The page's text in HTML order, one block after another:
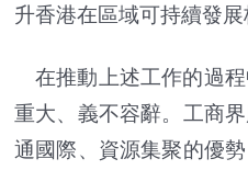
升香港在區域可持續發展
在推動上述工作的過
重大、義不容辭。工商
通國際、資源集聚的優